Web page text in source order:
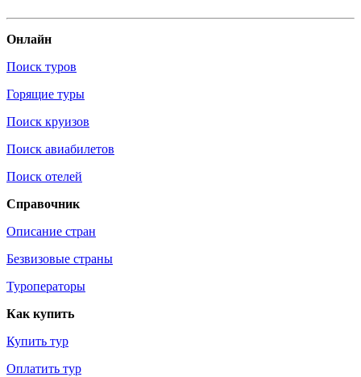
Онлайн
Поиск туров
Горящие туры
Поиск круизов
Поиск авиабилетов
Поиск отелей
Справочник
Описание стран
Безвизовые страны
Туроператоры
Как купить
Купить тур
Оплатить тур